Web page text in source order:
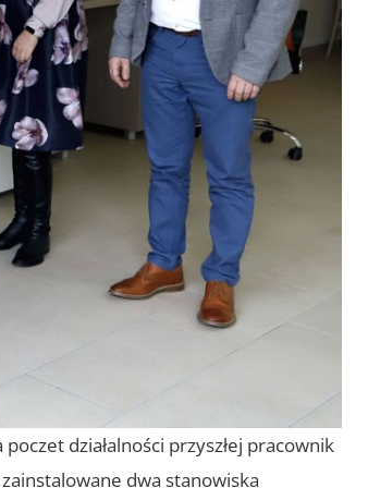
działalności przyszłej pracownik
dwa stanowiska